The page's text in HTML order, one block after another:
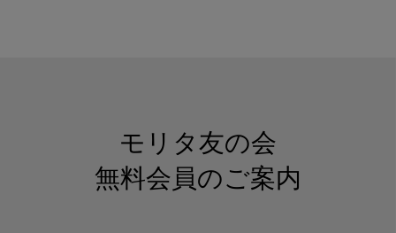
モリタ友の会
無料会員のご案内